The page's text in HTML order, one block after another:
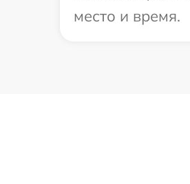
место и время.